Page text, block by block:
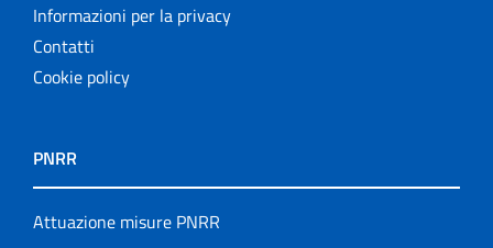
Informazioni per la privacy
Contatti
Cookie policy
PNRR
Attuazione misure PNRR